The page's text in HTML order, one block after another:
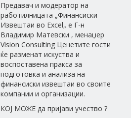
Предавач и модератор на
работилницата „Финансиски
Извештаи во Excel„ е Г-н
Владимир Матевски , менаџер
Vision Consulting Ценетите гости
ќе разменат искуства и
воспоставена пракса за
подготовка и анализа на
финансиски извештаи во своите
компании и организации.
КОЈ МОЖЕ да пријави учество ?